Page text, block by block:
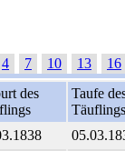
4 7 10 13
16
des
Taufe
Täuflings